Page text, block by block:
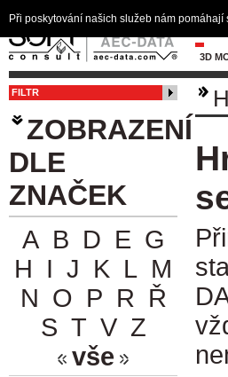
3D
FILTR
ZOBRAZENÍ
DLE
ZNAČEK
A B D E G
H I J K L M
N O P R Ř
S T V Z
vše
Při poskytování našich služeb nám